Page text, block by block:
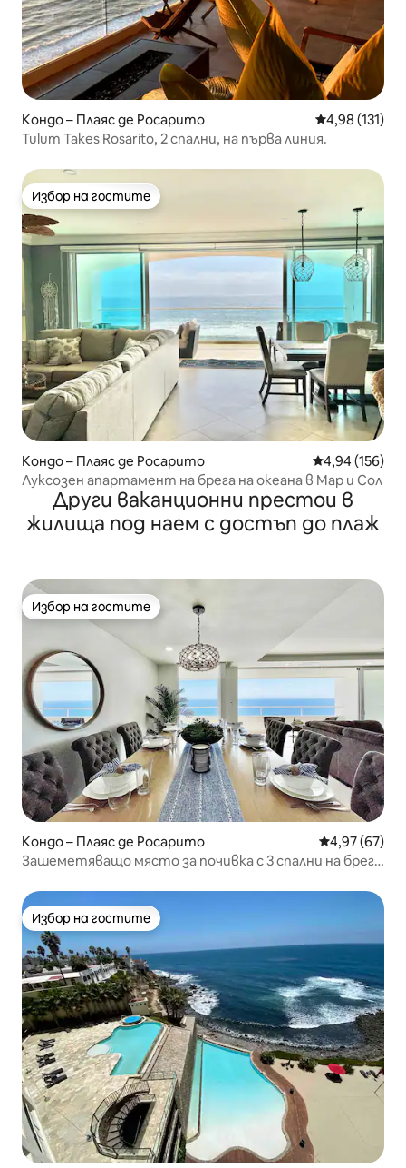
Кондо – Плаяс де Росарито Средна
4,98 (131)
Tulum Takes Rosarito, 2 спални, на първа линия.
Избор на гостите
Избор на гостите
Кондо – Плаяс де Росарито Средна
4,94 (156)
Луксозен апартамент на брега на океана в Мар и Сол
Други ваканционни престои в
жилища под наем с достъп до плаж
Избор на гостите
Избор на гостите
Кондо – Плаяс де Росарито Средна
4,97 (67)
Зашеметяващо място за почивка с 3 спални на брега
Избор на гостите
Избор на гостите